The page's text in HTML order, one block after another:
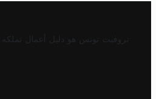
تروفيت تونس هو دليل أعمال